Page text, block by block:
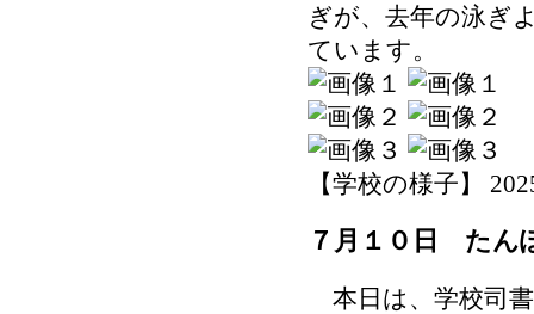
ぎが、去年の泳ぎ
ています。
【学校の様子】
７月１０日 たん
本日は、学校司